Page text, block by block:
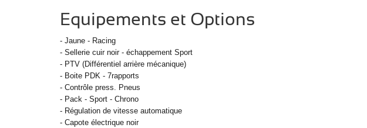
Equipements et Options
- Jaune - Racing
- Sellerie cuir noir - échappement Sport
- PTV (Différentiel arrière mécanique)
- Boite PDK - 7rapports
- Contrôle press. Pneus
- Pack - Sport - Chrono
- Régulation de vitesse automatique
- Capote électrique noir